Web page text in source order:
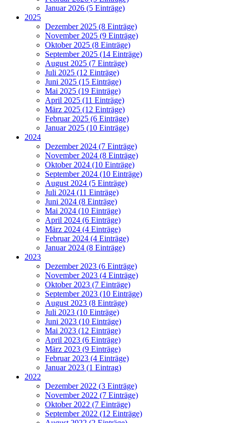
Januar 2026 (5 Einträge)
2025
Dezember 2025 (8 Einträge)
November 2025 (9 Einträge)
Oktober 2025 (8 Einträge)
September 2025 (14 Einträge)
August 2025 (7 Einträge)
Juli 2025 (12 Einträge)
Juni 2025 (15 Einträge)
Mai 2025 (19 Einträge)
April 2025 (11 Einträge)
März 2025 (12 Einträge)
Februar 2025 (6 Einträge)
Januar 2025 (10 Einträge)
2024
Dezember 2024 (7 Einträge)
November 2024 (8 Einträge)
Oktober 2024 (10 Einträge)
September 2024 (10 Einträge)
August 2024 (5 Einträge)
Juli 2024 (11 Einträge)
Juni 2024 (8 Einträge)
Mai 2024 (10 Einträge)
April 2024 (6 Einträge)
März 2024 (4 Einträge)
Februar 2024 (4 Einträge)
Januar 2024 (8 Einträge)
2023
Dezember 2023 (6 Einträge)
November 2023 (4 Einträge)
Oktober 2023 (7 Einträge)
September 2023 (10 Einträge)
August 2023 (8 Einträge)
Juli 2023 (10 Einträge)
Juni 2023 (10 Einträge)
Mai 2023 (12 Einträge)
April 2023 (6 Einträge)
März 2023 (9 Einträge)
Februar 2023 (4 Einträge)
Januar 2023 (1 Eintrag)
2022
Dezember 2022 (3 Einträge)
November 2022 (7 Einträge)
Oktober 2022 (7 Einträge)
September 2022 (12 Einträge)